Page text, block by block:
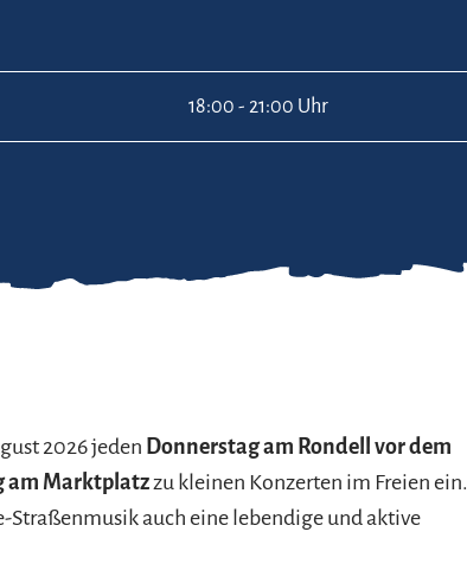
18:00 - 21:00 Uhr
2026 jeden Donnerstag am Rondell vor dem
am Marktplatzzu kleinen Konzerten im Freien ein.
Straßenmusik auch eine lebendige und aktive